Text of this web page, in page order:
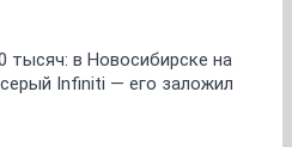
тысяч: в Новосибирске на
Infiniti — его заложил